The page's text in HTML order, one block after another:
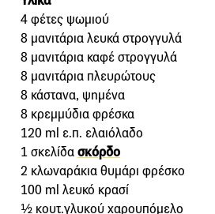
4 φέτες ψωμιού
8 μανιτάρια λευκά στρογγυλά
8 μανιτάρια καφέ στρογγυλά
8 μανιτάρια πλευρώτους
8 κάστανα, ψημένα
8 κρεμμύδια φρέσκα
120 ml ε.π. ελαιόλαδο
1 σκελίδασκόρδο
2 κλωναράκια θυμάρι φρέσκο
100 ml λευκό κρασί
½ κουτ.γλυκού χαρουπόμελο